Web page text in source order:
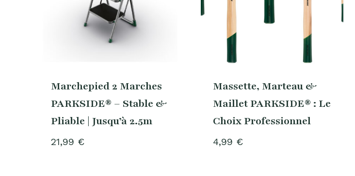
Marchepied 2 Marches
PARKSIDE® – Stable &
Pliable | Jusqu’à 2.5m
21,99 €
Massette, Marteau &
Maillet PARKSIDE® : Le
Choix Professionnel
4,99 €